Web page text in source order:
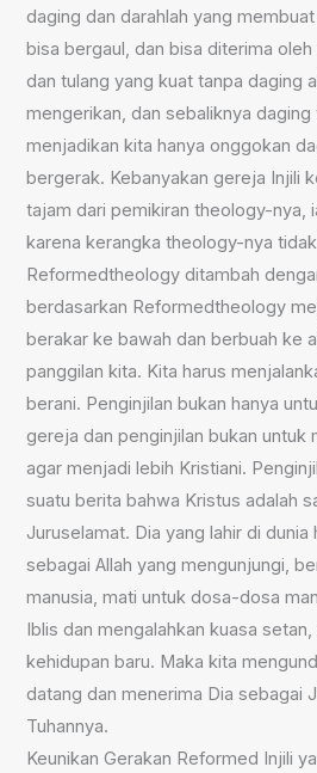
daging dan darahlah yang
bisa bergaul, dan bisa diterima
dan tulang yang kuat tanpa daging
mengerikan, dan sebaliknya daging
menjadikan kita hanya onggokan
bergerak. Kebanyakan gereja Injili
tajam dari pemikiran theology-nya,
karena kerangka theology-nya
Reformedtheology ditambah
berdasarkan Reformedtheology
berakar ke bawah dan berbuah ke
panggilan kita. Kita harus
berani. Penginjilan bukan hanya
gereja dan penginjilan bukan untuk
agar menjadi lebih Kristiani.
suatu berita bahwa Kristus adalah
Juruselamat. Dia yang lahir di dunia
sebagai Allah yang mengunjungi,
manusia, mati untuk dosa-dosa
Iblis dan mengalahkan kuasa
kehidupan baru. Maka kita
datang dan menerima Dia sebagai
Tuhannya.
Keunikan Gerakan Reformed Injili